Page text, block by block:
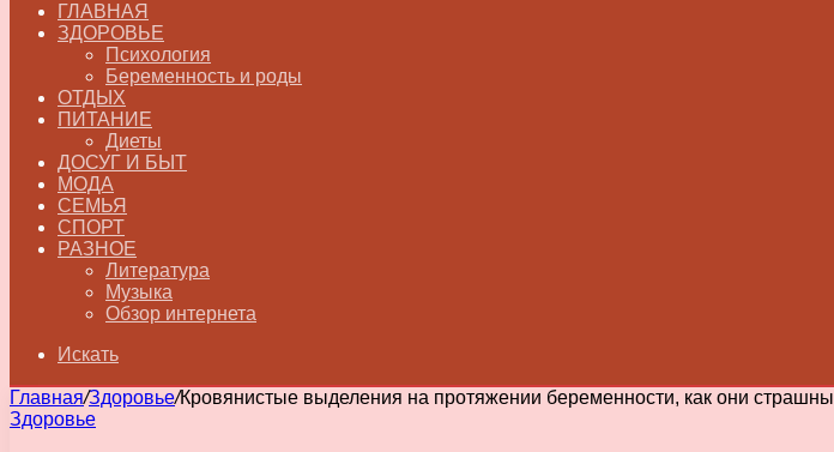
ГЛАВНАЯ
ЗДОРОВЬЕ
Психология
Беременность и роды
ОТДЫХ
ПИТАНИЕ
Диеты
ДОСУГ И БЫТ
МОДА
СЕМЬЯ
СПОРТ
РАЗНОЕ
Литература
Музыка
Обзор интернета
Искать
Главная/Здоровье/Кровянистые выделения на протяжении беременности, как они страшны
Здоровье